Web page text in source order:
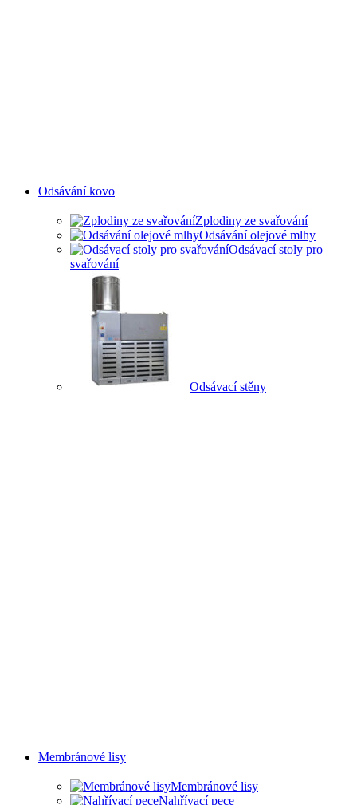
Odsávání kovo
Zplodiny ze svařování
Odsávání olejové mlhy
Odsávací stoly pro
svařování
Odsávací stěny
Membránové lisy
Membránové lisy
Nahřívací pece